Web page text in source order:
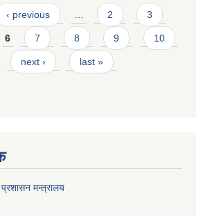
‹ previous 2 3
6 7 8 9 10
next › last »
प्रशासन मन्त्रालय